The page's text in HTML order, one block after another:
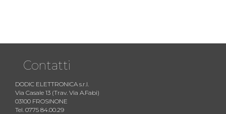
Contatti
DODIC ELETTRONICA s.r.l.
Via Casale 13 (Trav. Via A.Fabi)
03100 FROSINONE
Tel. 0775 84.00.29